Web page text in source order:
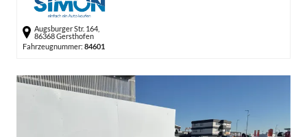
Augsburger Str. 164,
86368 Gersthofen
Fahrzeugnummer: 84601